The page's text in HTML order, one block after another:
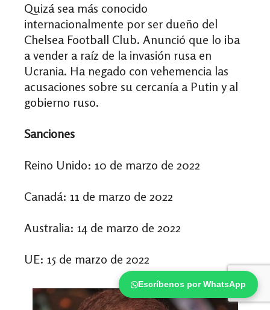
Escríbenos por WhatsApp
Quizá sea más conocido
internacionalmente por ser dueño del
Chelsea Football Club. Anunció que lo iba
a vender a raíz de la invasión rusa en
Ucrania. Ha negado con vehemencia las
acusaciones sobre su cercanía a Putin y al
gobierno ruso.
Sanciones
Reino Unido: 10 de marzo de 2022
Canadá: 11 de marzo de 2022
Australia: 14 de marzo de 2022
UE: 15 de marzo de 2022